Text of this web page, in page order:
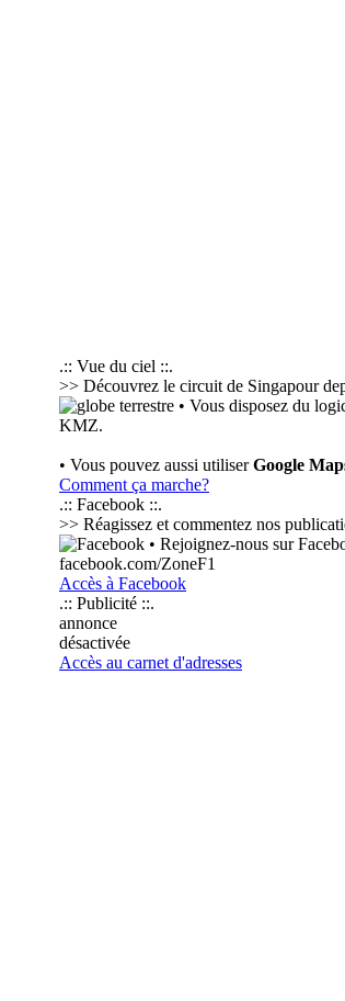
.:: Vue du ciel ::.
>> Découvrez le circuit de Singapour
• Vous disposez du
KMZ.
• Vous pouvez aussi utiliserGoogle
Comment ça marche?
.:: Facebook ::.
>> Réagissez et commentez nos
• Rejoignez-nous sur
facebook.com/ZoneF1
Accès à Facebook
.:: Publicité ::.
annonce
désactivée
Accès au carnet d'adresses